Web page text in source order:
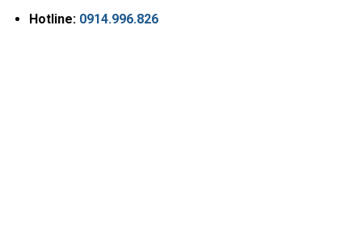
Hotline: 0914.996.826